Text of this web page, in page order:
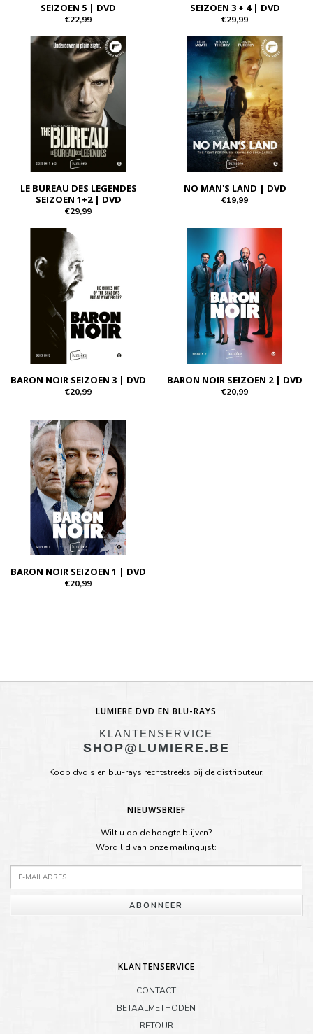
SEIZOEN 5 | DVD
€22,99
SEIZOEN 3 + 4 | DVD
€29,99
LE BUREAU DES LEGENDES
SEIZOEN 1+2 | DVD
€29,99
NO MAN'S LAND | DVD
€19,99
BARON NOIR SEIZOEN 3 | DVD
€20,99
BARON NOIR SEIZOEN 2 | DVD
€20,99
BARON NOIR SEIZOEN 1 | DVD
€20,99
LUMIÈRE DVD EN BLU-RAYS
KLANTENSERVICE
SHOP@LUMIERE.BE
Koop dvd's en blu-rays rechtstreeks bij de distributeur!
NIEUWSBRIEF
Wilt u op de hoogte blijven?
Word lid van onze mailinglijst:
ABONNEER
KLANTENSERVICE
CONTACT
BETAALMETHODEN
RETOUR